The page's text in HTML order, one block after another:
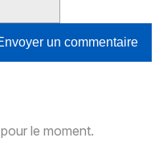
un commentaire
le moment.